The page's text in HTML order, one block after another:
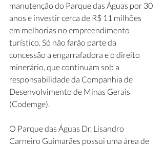
manutenção do Parque das Águas por 30
anos e investir cerca de R$ 11 milhões
em melhorias no empreendimento
turístico. Só não farão parte da
concessão a engarrafadora e o direito
minerário, que continuam sob a
responsabilidade da Companhia de
Desenvolvimento de Minas Gerais
(Codemge).
O Parque das Águas Dr. Lisandro
Carneiro Guimarães possui uma área de